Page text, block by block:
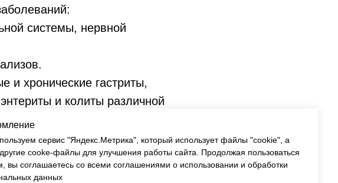
системы, нервной
и хронические гастриты,
и колиты различной
путей,
острые и хронические
сервис "Яндекс.Метрика", который использует файлы "cookie", а
cooke-файлы для улучшения работы сайта. Продолжая пользоваться
вы соглашаетесь со всеми соглашениями о использовании и обработки
данных